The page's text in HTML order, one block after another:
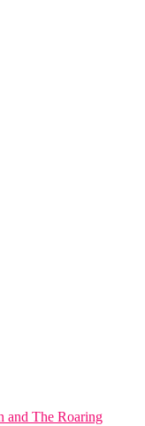
and The Roaring